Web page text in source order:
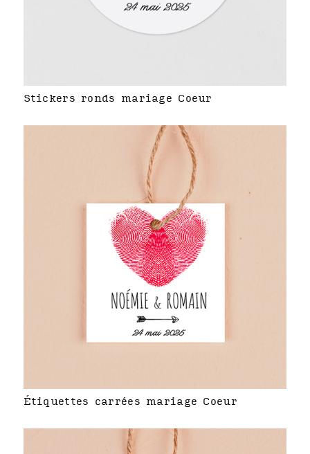
Stickers ronds mariage Coeur
Étiquettes carrées mariage Coeur